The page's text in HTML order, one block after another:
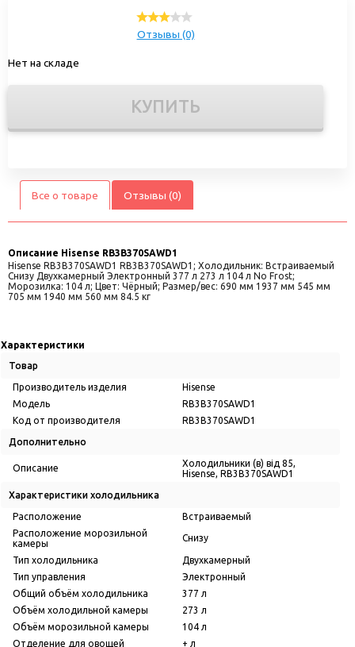
Отзывы (0)
Нет на складе
КУПИТЬ
Все о товаре Отзывы (0)
Описание Hisense RB3B370SAWD1
Hisense RB3B370SAWD1 RB3B370SAWD1; Холодильник: Встраиваемый
Снизу Двухкамерный Электронный 377 л 273 л 104 л No Frost;
Морозилка: 104 л; Цвет: Чёрный; Размер/вес: 690 мм 1937 мм 545 мм
705 мм 1940 мм 560 мм 84.5 кг
Характеристики
Товар
Производитель изделия
Hisense
Модель
RB3B370SAWD1
Код от производителя
RB3B370SAWD1
Дополнительно
Описание
Холодильники (в) від 85,
Hisense, RB3B370SAWD1
Характеристики холодильника
Расположение
Встраиваемый
Расположение морозильной
камеры
Снизу
Тип холодильника
Двухкамерный
Тип управления
Электронный
Общий объём холодильника
377 л
Объём холодильной камеры
273 л
Объём морозильной камеры
104 л
Отделение для овощей
+ л